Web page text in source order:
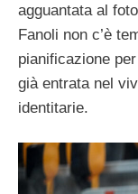
agguantata al
Fanoli non c’è
pianificazione
già entrata nel
identitarie.